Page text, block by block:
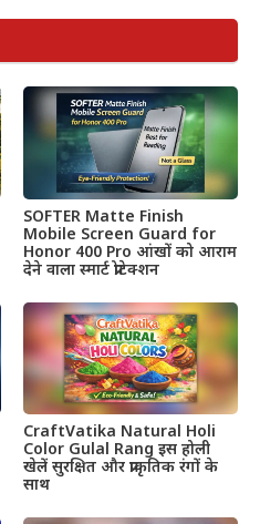
SOFTER Matte Finish
Mobile Screen Guard for
Honor 400 Pro आंखों को आराम
देने वाला स्मार्ट प्रोटेक्शन
CraftVatika Natural Holi
Color Gulal Rang इस होली
खेलें सुरक्षित और प्राकृतिक रंगों के
साथ